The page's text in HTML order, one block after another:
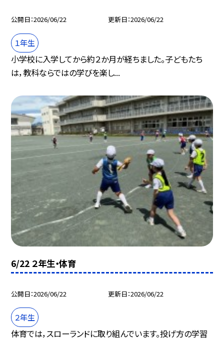
公開日 2026/06/22 更新日 2026/06/22
１年生
小学校に入学してから約２か月が経ちました。子どもたち
は，教科ならではの学びを楽し...
6/22 ２年生・体育
公開日 2026/06/22 更新日 2026/06/22
２年生
体育では，スローランドに取り組んでいます。投げ方の学習